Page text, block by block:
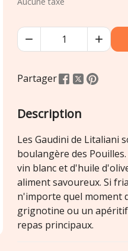
 
Partager
Description
Les Gaudini de Litaliani
boulangère des
vin blanc et d'huile
aliment savoureux. Si
n'importe quel moment
grignotine ou un
repas principaux.